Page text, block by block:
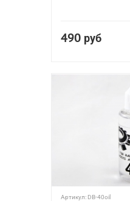
490 руб
Артикул: DB-40oil